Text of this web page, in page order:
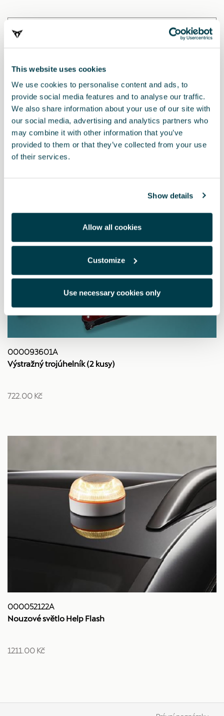
This website uses cookies
We use cookies to personalise content and ads, to
provide social media features and to analyse our traffic.
We also share information about your use of our site with
our social media, advertising and analytics partners who
may combine it with other information that you’ve
provided to them or that they’ve collected from your use
of their services.
Show details
Allow all cookies
Customize
Use necessary cookies only
prodejce CUPRA.
* Před instalací příslušenství do vozidla si prosím vždy přečtěte doporučení
uvedená v návodu k
vašemu vozidlu CUPRA
Také by vás mohlo zajímat
000093601A
Výstražný trojúhelník (2 kusy)
722.00 Kč
000052122A
Nouzové světlo Help Flash
1211.00 Kč